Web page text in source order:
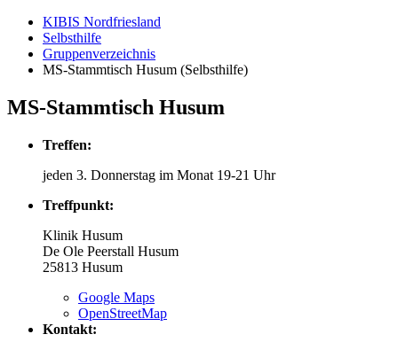
KIBIS Nordfriesland
Selbsthilfe
Gruppenverzeichnis
MS-Stammtisch Husum (Selbsthilfe)
MS-Stammtisch Husum
Treffen:
jeden 3. Donnerstag im Monat 19-21 Uhr
Treffpunkt:
Klinik Husum
De Ole Peerstall Husum
25813 Husum
Google Maps
OpenStreetMap
Kontakt: